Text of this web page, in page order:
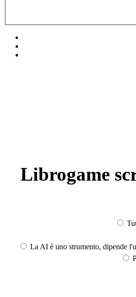
Librogame
La AI è uno strumento, dipende